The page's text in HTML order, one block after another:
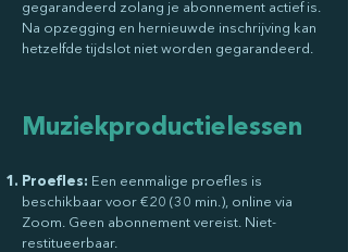
gegarandeerd zolang je abonnement actief is.
Na opzegging en hernieuwde inschrijving kan
hetzelfde tijdslot niet worden gegarandeerd.
Muziekproductielessen
Proefles: Een eenmalige proefles is
beschikbaar voor €20 (30 min.), online via
Zoom. Geen abonnement vereist. Niet-
restitueerbaar.